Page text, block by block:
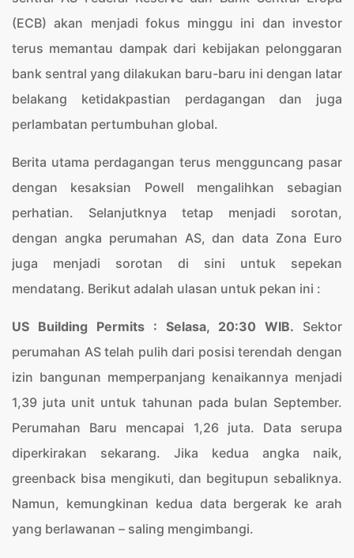
(ECB) akan menjadi fokus minggu ini dan investor
terus memantau dampak dari kebijakan pelonggaran
bank sentral yang dilakukan baru-baru ini dengan latar
belakang ketidakpastian perdagangan dan juga
perlambatan pertumbuhan global.
Berita utama perdagangan terus mengguncang pasar
dengan kesaksian Powell mengalihkan sebagian
perhatian. Selanjutknya tetap menjadi sorotan,
dengan angka perumahan AS, dan data Zona Euro
juga menjadi sorotan di sini untuk sepekan
mendatang. Berikut adalah ulasan untuk pekan ini :
US Building Permits : Selasa, 20:30 WIB. Sektor
perumahan AS telah pulih dari posisi terendah dengan
izin bangunan memperpanjang kenaikannya menjadi
1,39 juta unit untuk tahunan pada bulan September.
Perumahan Baru mencapai 1,26 juta. Data serupa
diperkirakan sekarang. Jika kedua angka naik,
greenback bisa mengikuti, dan begitupun sebaliknya.
Namun, kemungkinan kedua data bergerak ke arah
yang berlawanan – saling mengimbangi.